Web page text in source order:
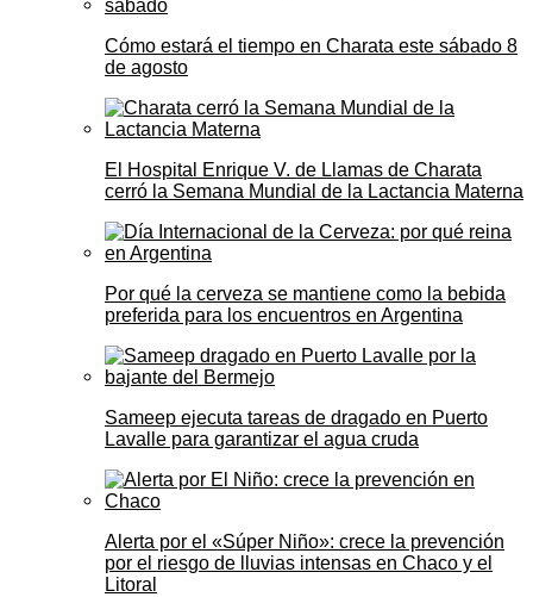
Cómo estará el tiempo en Charata este sábado 8
de agosto
El Hospital Enrique V. de Llamas de Charata
cerró la Semana Mundial de la Lactancia Materna
Por qué la cerveza se mantiene como la bebida
preferida para los encuentros en Argentina
Sameep ejecuta tareas de dragado en Puerto
Lavalle para garantizar el agua cruda
Alerta por el «Súper Niño»: crece la prevención
por el riesgo de lluvias intensas en Chaco y el
Litoral